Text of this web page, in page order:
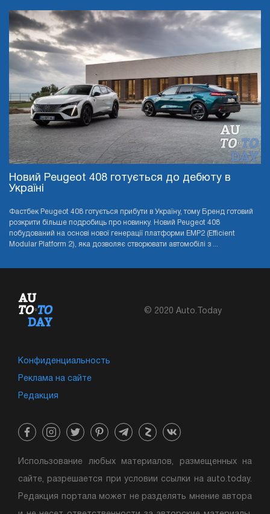
Новий Peugeot 408 готується до дебюту в
Україні
Фастбек Peugeot 408 готується прибути в Україну, тому Бренд готовий
розкрити більше подробиць про новинку. Новий Peugeot 408
побудований на основі нової генерації платформи EMP2 (Efficient
Modular Platform 2), яка дозволяє створювати автомобілі з ...
© 2020 Auto.Today
Конфиденциальность
Реклама на сайте
Редакция
Использование любых материалов, размещенных на
сайте, разрешается при условии ссылки на auto.today.
Редакция портала может не разделять мнение автора